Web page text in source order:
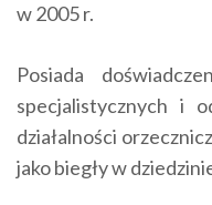
w 2005 r.
Posiada
specjalistycznych i
działalności
jako biegły w